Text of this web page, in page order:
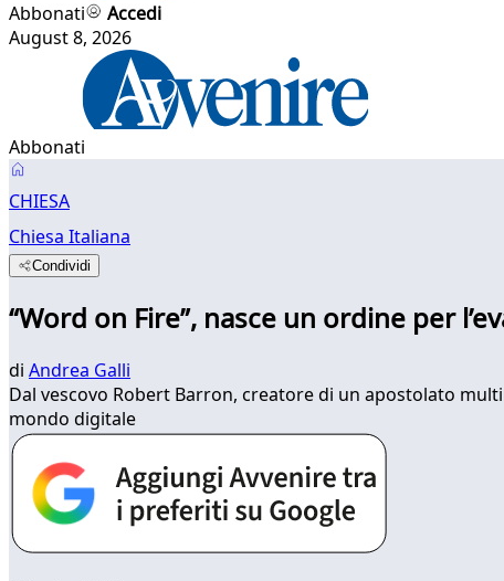
Abbonati
Accedi
August 8, 2026
Abbonati
CHIESA
Chiesa Italiana
Condividi
“Word on Fire”, nasce un ordine per
di Andrea Galli
Dal vescovo Robert Barron, creatore di un apostolato
mondo digitale